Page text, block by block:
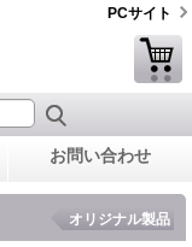
PCサイト
お問い合わせ
オリジナル製品